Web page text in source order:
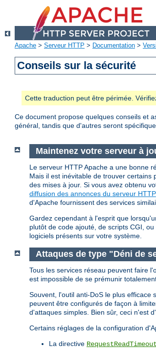
Apache > Serveur HTTP > Documentation >
Conseils sur la sécurité
Cette traduction peut être périmée.
Ce document propose quelques conseils et
général, tandis que d'autres seront
Maintenez votre serveur à
Le serveur HTTP Apache a une bonne
Mais il est inévitable de trouver
des mises à jour. Si vous avez obtenu
diffusion des annonces du serveur HTTP
d'Apache fournissent des services
Gardez cependant à l'esprit que
plutôt de code ajouté, de scripts CGI,
logiciels présents sur votre système.
Attaques de type "Déni de
Tous les services réseau peuvent faire
est impossible de se prémunir
Souvent, l'outil anti-DoS le plus efficace
peuvent être configurés de façon à
d'attaques simples. Bien sûr, ceci n'est
Certains réglages de la configuration
La directive RequestReadTimeout